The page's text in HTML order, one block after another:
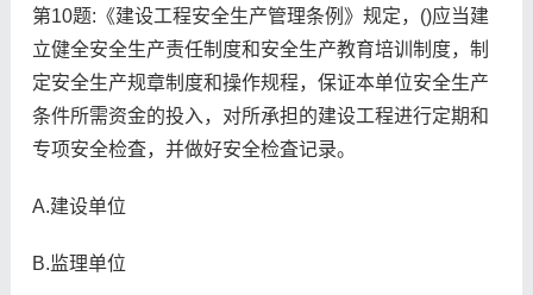
第10题:《建设工程安全生产管理条例》规定，()应当建
立健全安全生产责任制度和安全生产教育培训制度，制
定安全生产规章制度和操作规程，保证本单位安全生产
条件所需资金的投入，对所承担的建设工程进行定期和
专项安全检査，并做好安全检査记录。
A.建设单位
B.监理单位